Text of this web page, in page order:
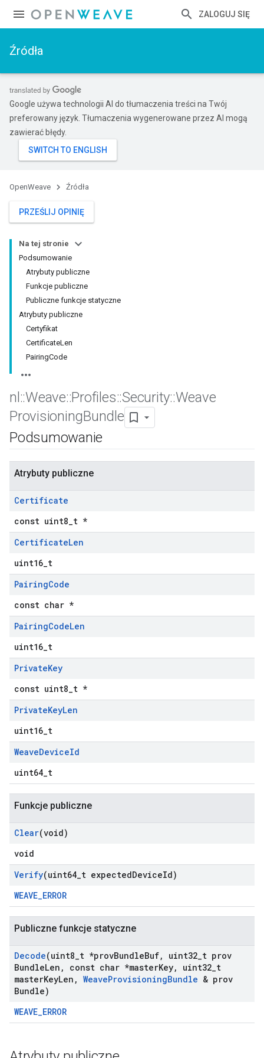
ZALOGUJ SIĘ
Źródła
Google używa technologii AI do tłumaczenia treści na Twój
preferowany język. Tłumaczenia wygenerowane przez AI mogą
zawierać błędy.
OpenWeave Źródła
PRZEŚLIJ OPINIĘ
Na tej stronie
Podsumowanie
Atrybuty publiczne
Funkcje publiczne
Publiczne funkcje statyczne
Atrybuty publiczne
Certyfikat
CertificateLen
PairingCode
nl ::Weave::Profiles::Security::Weave
ProvisioningBundle
Podsumowanie
Atrybuty publiczne
Certificate
const uint8_t *
CertificateLen
uint16_t
PairingCode
const char *
PairingCodeLen
uint16_t
PrivateKey
const uint8_t *
PrivateKeyLen
uint16_t
WeaveDeviceId
uint64_t
Funkcje publiczne
Clear(void)
void
Verify(uint64 t expectedDeviceId)
WEAVE_ERROR
Publiczne funkcje statyczne
Decode(uint8 t *provBundleBuf, uint32 t prov
BundleLen , const char *masterKey, uint32 t
masterKeyLen , WeaveProvisioningBundle & prov
Bundle)
WEAVE_ERROR